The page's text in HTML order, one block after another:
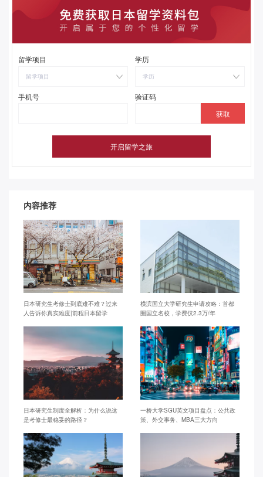
留学项目
留学项目
学历
学历
手机号 验证码
内容推荐
日本研究生考修士到底难不难？过来
人告诉你真实难度|前程日本留学
横滨国立大学研究生申请攻略：首都
圈国立名校，学费仅2.3万/年
日本研究生制度全解析：为什么说这
是考修士最稳妥的路径？
一桥大学SGU英文项目盘点：公共政
策、外交事务、MBA三大方向